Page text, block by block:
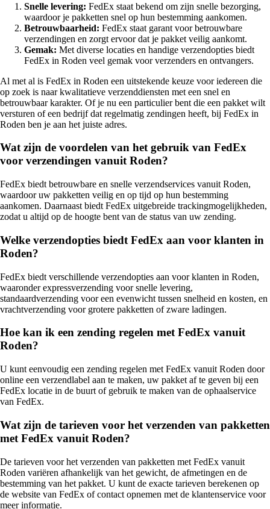
Snelle levering: FedEx staat bekend om zijn snelle bezorging,
waardoor je pakketten snel op hun bestemming aankomen.
Betrouwbaarheid: FedEx staat garant voor betrouwbare
verzendingen en zorgt ervoor dat je pakket veilig aankomt.
Gemak: Met diverse locaties en handige verzendopties biedt
FedEx in Roden veel gemak voor verzenders en ontvangers.
Al met al is FedEx in Roden een uitstekende keuze voor iedereen die
op zoek is naar kwalitatieve verzenddiensten met een snel en
betrouwbaar karakter. Of je nu een particulier bent die een pakket wilt
versturen of een bedrijf dat regelmatig zendingen heeft, bij FedEx in
Roden ben je aan het juiste adres.
Wat zijn de voordelen van het gebruik van FedEx
voor verzendingen vanuit Roden?
FedEx biedt betrouwbare en snelle verzendservices vanuit Roden,
waardoor uw pakketten veilig en op tijd op hun bestemming
aankomen. Daarnaast biedt FedEx uitgebreide trackingmogelijkheden,
zodat u altijd op de hoogte bent van de status van uw zending.
Welke verzendopties biedt FedEx aan voor klanten in
Roden?
FedEx biedt verschillende verzendopties aan voor klanten in Roden,
waaronder expressverzending voor snelle levering,
standaardverzending voor een evenwicht tussen snelheid en kosten, en
vrachtverzending voor grotere pakketten of zware ladingen.
Hoe kan ik een zending regelen met FedEx vanuit
Roden?
U kunt eenvoudig een zending regelen met FedEx vanuit Roden door
online een verzendlabel aan te maken, uw pakket af te geven bij een
FedEx locatie in de buurt of gebruik te maken van de ophaalservice
van FedEx.
Wat zijn de tarieven voor het verzenden van pakketten
met FedEx vanuit Roden?
De tarieven voor het verzenden van pakketten met FedEx vanuit
Roden variëren afhankelijk van het gewicht, de afmetingen en de
bestemming van het pakket. U kunt de exacte tarieven berekenen op
de website van FedEx of contact opnemen met de klantenservice voor
meer informatie.